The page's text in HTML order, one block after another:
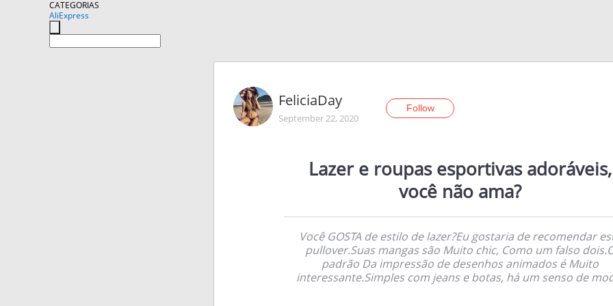
CATEGORIAS
AliExpress
FeliciaDay
September 22, 2020
Follow
Lazer e roupas esportivas adoráveis,
você não ama?
Você GOSTA de estilo de lazer?Eu gostaria de recomendar
pullover.Suas mangas são Muito chic, Como um falso
padrão Da impressão de desenhos animados é Muito
interessante.Simples com jeans e botas, há um senso de